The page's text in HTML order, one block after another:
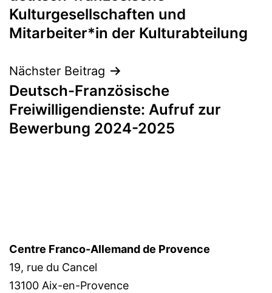
Kulturgesellschaften und
Mitarbeiter*in der Kulturabteilung
Nächster Beitrag
Deutsch-Französische
Freiwilligendienste: Aufruf zur
Bewerbung 2024-2025
Centre Franco-Allemand de Provence
19, rue du Cancel
13100 Aix-en-Provence